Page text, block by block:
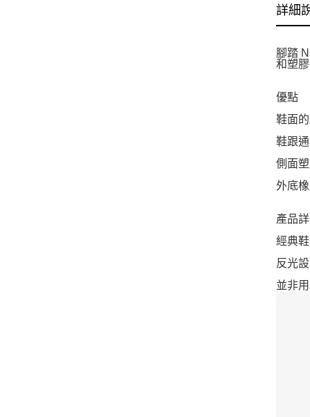
詳細
腳踏
和塑
優點
鞋面
鞋跟
側面
外底
產品
經典
反光
並非